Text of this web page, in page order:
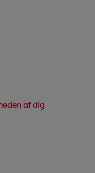
af dig